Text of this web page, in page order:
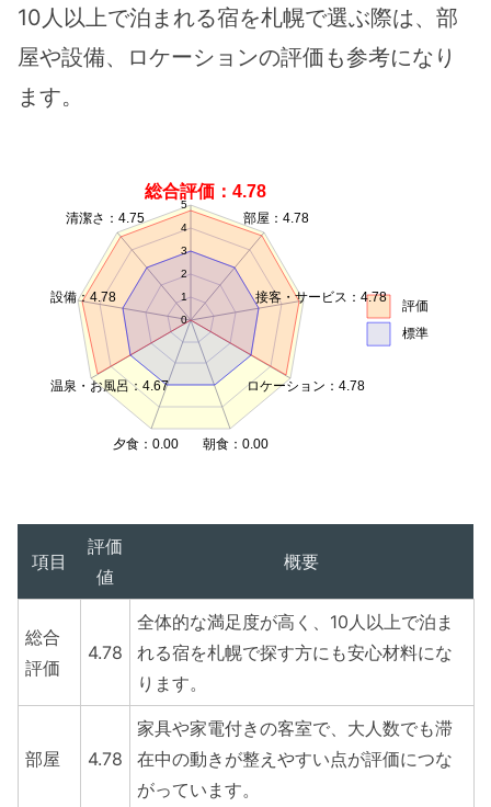
10人以上で泊まれる宿を札幌で選ぶ際は、部
屋や設備、ロケーションの評価も参考になり
ます。
0
1
2
3
4
5
総合評価：4.78
部屋：4.78
接客・サービス：4.78
ロケーション：4.78
朝食：0.00
夕食：0.00
温泉・お風呂：4.67
設備：4.78
清潔さ：4.75
評価
標準
項目
評価
値
概要
総合
評価
4.78
全体的な満足度が高く、10人以上で泊ま
れる宿を札幌で探す方にも安心材料にな
ります。
部屋 4.78
家具や家電付きの客室で、大人数でも滞
在中の動きが整えやすい点が評価につな
がっています。